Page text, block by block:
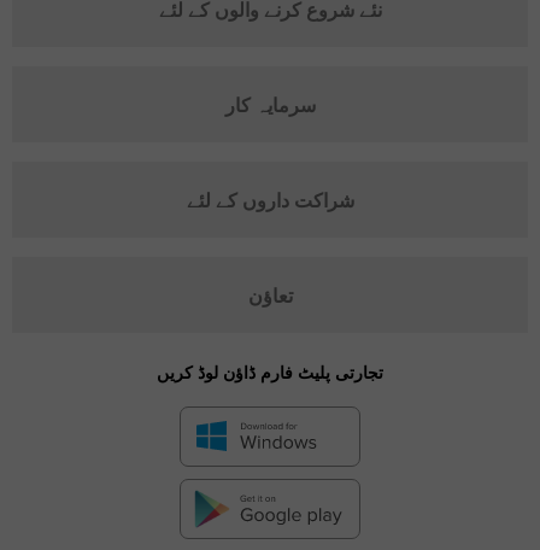
نئے شروع کرنے والوں کے لئے
سرمایہ کار
شراکت داروں کے لئے
تعاؤن
تجارتی پلیٹ فارم ڈاؤن لوڈ کریں